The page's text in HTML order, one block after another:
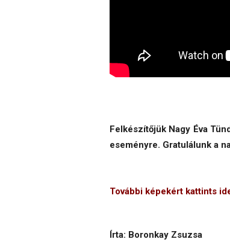
Felkészítőjük Nagy Éva
eseményre. Gratulálunk a
További képekért kattints
Írta: Boronkay Zsuzsa